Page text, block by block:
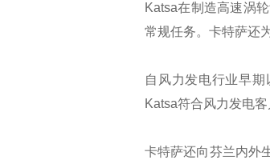
Katsa在制造高速涡
常规任务。卡特萨还
自风力发电行业早
Katsa符合风力发电
卡特萨还向芬兰内外